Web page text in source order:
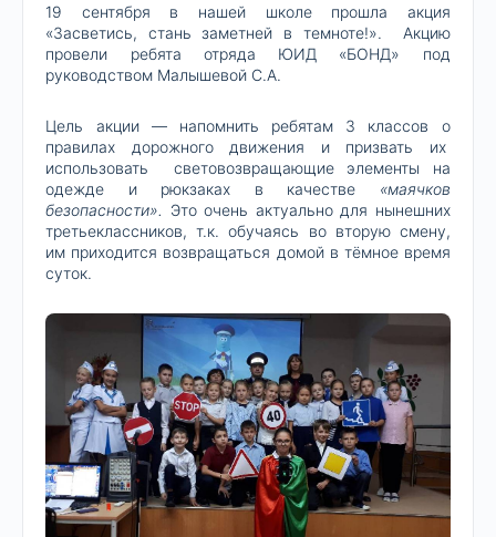
19 сентября в нашей школе прошла акция
«Засветись, стань заметней в темноте!». Акцию
провели ребята отряда ЮИД «БОНД» под
руководством Малышевой С.А.
Цель акции — напомнить ребятам 3 классов о
правилах дорожного движения и призвать их
использовать световозвращающие элементы на
одежде и рюкзаках в качестве «маячков
безопасности». Это очень актуально для нынешних
третьеклассников, т.к. обучаясь во вторую смену,
им приходится возвращаться домой в тёмное время
суток.